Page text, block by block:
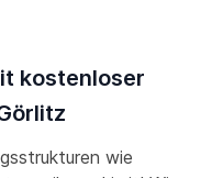
kostenloser
wie